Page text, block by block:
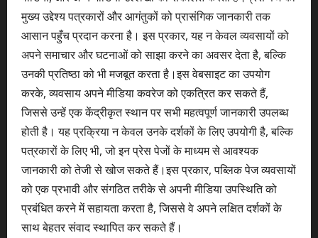
मुख्य उद्देश्य पत्रकारों और आगंतुकों को प्रासंगिक जानकारी तक
आसान पहुँच प्रदान करना है। इस प्रकार, यह न केवल व्यवसायों को
अपने समाचार और घटनाओं को साझा करने का अवसर देता है, बल्कि
उनकी प्रतिष्ठा को भी मजबूत करता है।इस वेबसाइट का उपयोग
करके, व्यवसाय अपने मीडिया कवरेज को एकत्रित कर सकते हैं,
जिससे उन्हें एक केंद्रीकृत स्थान पर सभी महत्वपूर्ण जानकारी उपलब्ध
होती है। यह प्रक्रिया न केवल उनके दर्शकों के लिए उपयोगी है, बल्कि
पत्रकारों के लिए भी, जो इन प्रेस पेजों के माध्यम से आवश्यक
जानकारी को तेजी से खोज सकते हैं।इस प्रकार, पब्लिक पेज व्यवसायों
को एक प्रभावी और संगठित तरीके से अपनी मीडिया उपस्थिति को
प्रबंधित करने में सहायता करता है, जिससे वे अपने लक्षित दर्शकों के
साथ बेहतर संवाद स्थापित कर सकते हैं।